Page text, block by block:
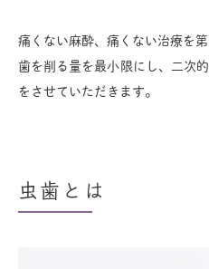
痛くない麻酔、痛くない治療を
歯を削る量を最小限にし、二次
をさせていただきます。
虫歯とは